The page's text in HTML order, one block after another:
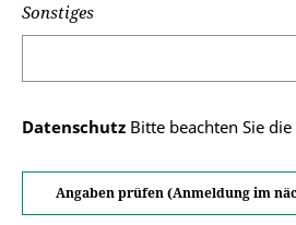
Sonstiges
Datenschutz Bitte beachten Sie die